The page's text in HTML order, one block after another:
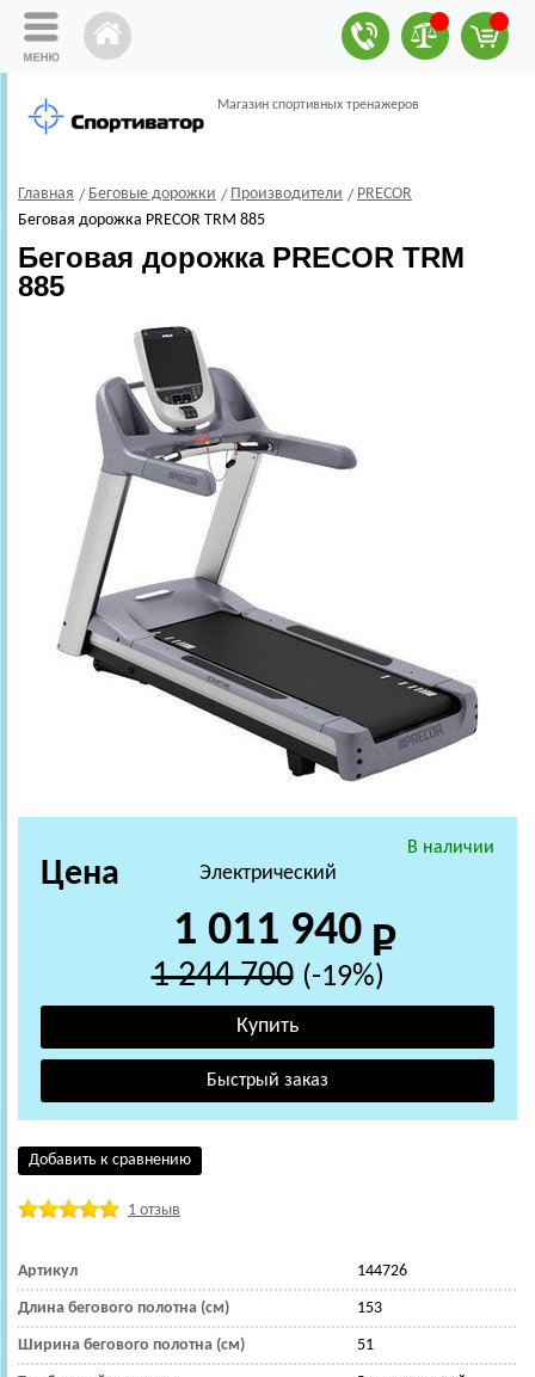
Магазин спортивных тренажеров
Главная Беговые дорожки Производители
PRECOR
Беговая дорожка PRECOR TRM 885
Беговая дорожка PRECOR TRM
885
В наличии
Электрический
Цена
1 011 940
1 244 700 (-19%)
Добавить к сравнению
1 отзыв
Артикул 144726
Длина бегового полотна (см) 153
Ширина бегового полотна (см) 51